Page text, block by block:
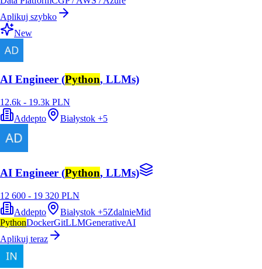
Aplikuj szybko
New
AI Engineer (Python, LLMs)
12.6k - 19.3k PLN
Addepto
Białystok +5
AI Engineer (Python, LLMs)
12 600 - 19 320 PLN
Addepto
Białystok +5ZdalnieMid
PythonDockerGitLLMGenerativeAI
Aplikuj teraz